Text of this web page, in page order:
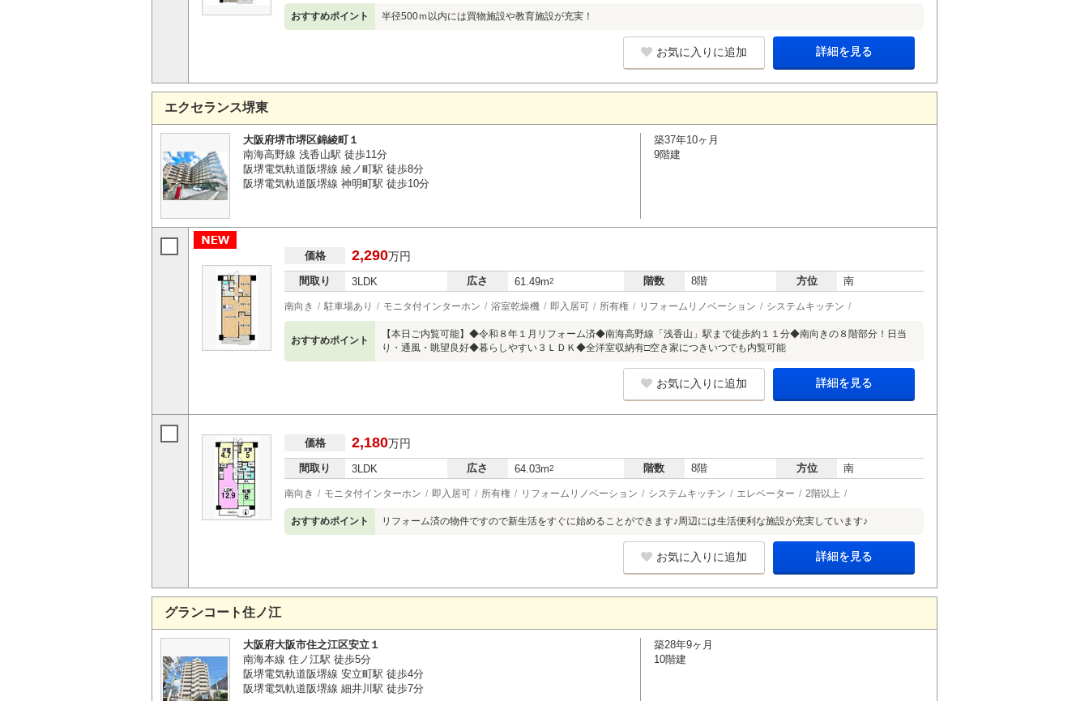
おすすめポイント 半径500ｍ以内には買物施設や教育施設が充実！
お気に入りに追加 詳細を見る
エクセランス堺東
大阪府堺市堺区錦綾町１
南海高野線 浅香山駅 徒歩11分
阪堺電気軌道阪堺線 綾ノ町駅 徒歩8分
阪堺電気軌道阪堺線 神明町駅 徒歩10分
築37年10ヶ月
9階建
価格 2,290万円
間取り 3LDK 広さ 61.49m2 階数 8階 方位 南
南向き 駐車場あり モニタ付インターホン 浴室乾燥機 即入居可 所有権 リフォームリノベーション システムキッチン
おすすめポイント
【本日ご内覧可能】◆令和８年１月リフォーム済◆南海高野線「浅香山」駅まで徒歩約１１分◆南向きの８階部分！日当
り・通風・眺望良好◆暮らしやすい３ＬＤＫ◆全洋室収納有□空き家につきいつでも内覧可能
お気に入りに追加 詳細を見る
価格 2,180万円
間取り 3LDK 広さ 64.03m2 階数 8階 方位 南
南向き モニタ付インターホン 即入居可 所有権 リフォームリノベーション システムキッチン エレベーター 2階以上
おすすめポイント リフォーム済の物件ですので新生活をすぐに始めることができます♪周辺には生活便利な施設が充実しています♪
お気に入りに追加 詳細を見る
グランコート住ノ江
大阪府大阪市住之江区安立１
南海本線 住ノ江駅 徒歩5分
阪堺電気軌道阪堺線 安立町駅 徒歩4分
阪堺電気軌道阪堺線 細井川駅 徒歩7分
築28年9ヶ月
10階建